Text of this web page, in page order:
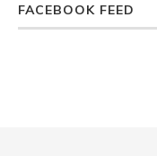
FACEBOOK FEED